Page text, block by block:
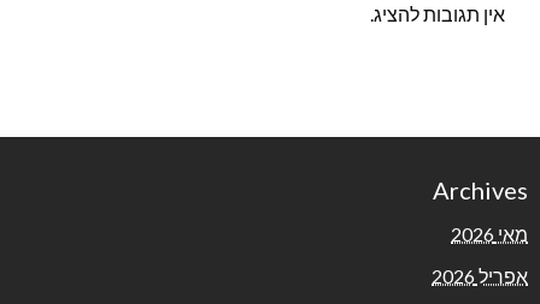
אין תגובות להציג.
Archives
מאי 2026
אפריל 2026